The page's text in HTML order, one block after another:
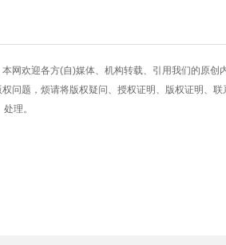
网欢迎各方(自)媒体、机构转载、引用我们的原
问题，烦请将版权疑问、授权证明、版权证明、
理。